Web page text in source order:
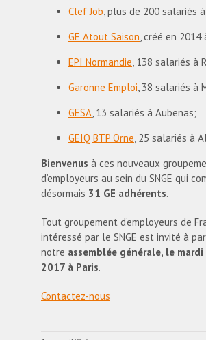
Clef Job, plus de 200 salariés à
GE Atout Saison, créé en 2014
EPI Normandie, 138 salariés à
Garonne Emploi, 38 salariés à
GESA, 13 salariés à Aubenas;
GEIQ BTP Orne, 25 salariés à
Bienvenus à ces nouveaux
d’employeurs au sein du SNGE qui
désormais 31 GE adhérents.
Tout groupement d’employeurs de
intéressé par le SNGE est invité à
notre assemblée générale, le
2017 à Paris.
Contactez-nous